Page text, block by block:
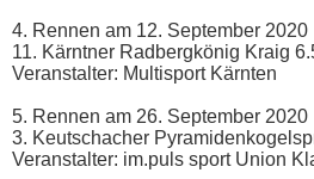
4. Rennen am 12. September 2020
11. Kärntner Radbergkönig Kraig
Veranstalter: Multisport Kärnten
5. Rennen am 26. September 2020
3. Keutschacher
Veranstalter: im.puls sport Union